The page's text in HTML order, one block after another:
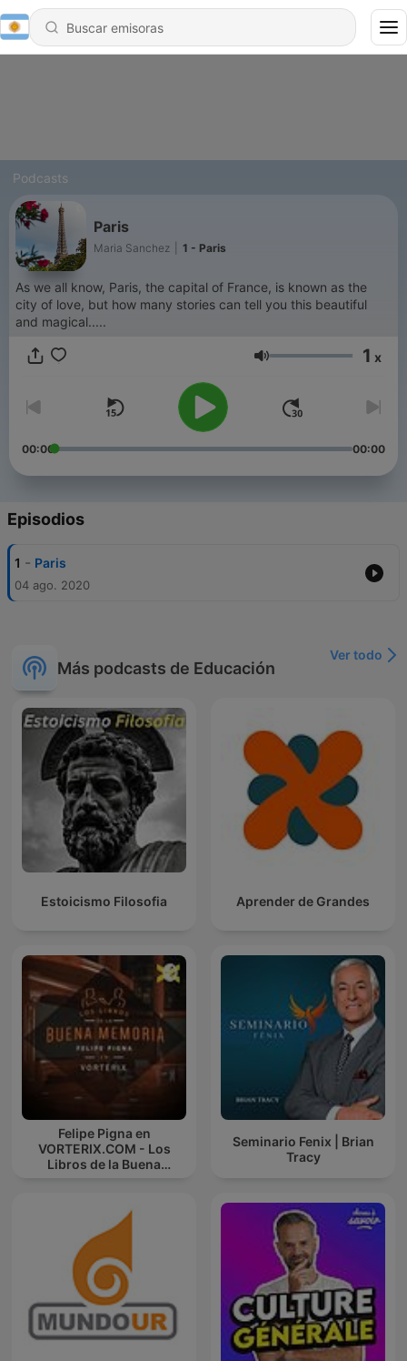
Podcasts
Paris
Maria Sanchez 1 - Paris
As we all know, Paris, the capital of France, is known as the
city of love, but how many stories can tell you this beautiful
and magical.....
Volumen 1 x
00:00 00:00
Episodios
1 - Paris
04 ago. 2020
Más podcasts de Educación
Ver todo
Estoicismo Filosofia Aprender de Grandes
Felipe Pigna en
VORTERIX.COM - Los
Libros de la Buena
Seminario Fenix | Brian
Tracy